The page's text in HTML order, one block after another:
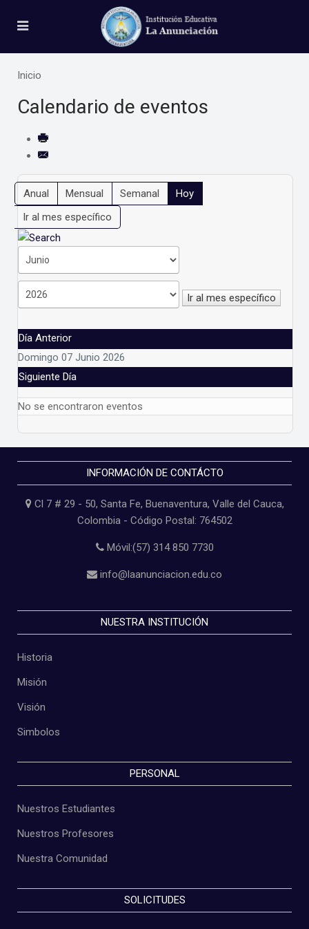
Inicio
Calendario de eventos
Anual Mensual Semanal
Hoy
Ir al mes específico
Ir al mes específico
Día Anterior
Domingo 07 Junio 2026
Siguiente Día
No se encontraron eventos
INFORMACIÓN DE CONTÁCTO
Cl 7 # 29 - 50, Santa Fe, Buenaventura, Valle del Cauca,
Colombia - Código Postal: 764502
Móvil:(57) 314 850 7730
info@laanunciacion.edu.co
NUESTRA INSTITUCIÓN
Historia
Misión
Visión
Simbolos
PERSONAL
Nuestros Estudiantes
Nuestros Profesores
Nuestra Comunidad
SOLICITUDES